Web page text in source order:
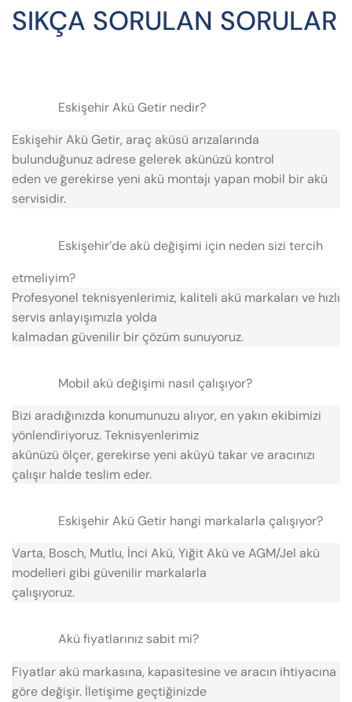
SIKÇA SORULAN SORULAR
Eskişehir Akü Getir nedir?
Eskişehir Akü Getir, araç aküsü arızalarında
bulunduğunuz adrese gelerek akünüzü kontrol
eden ve gerekirse yeni akü montajı yapan mobil bir akü
servisidir.
Eskişehir’de akü değişimi için neden sizi tercih
etmeliyim?
Profesyonel teknisyenlerimiz, kaliteli akü markaları ve hızlı
servis anlayışımızla yolda
kalmadan güvenilir bir çözüm sunuyoruz.
Mobil akü değişimi nasıl çalışıyor?
Bizi aradığınızda konumunuzu alıyor, en yakın ekibimizi
yönlendiriyoruz. Teknisyenlerimiz
akünüzü ölçer, gerekirse yeni aküyü takar ve aracınızı
çalışır halde teslim eder.
Eskişehir Akü Getir hangi markalarla çalışıyor?
Varta, Bosch, Mutlu, İnci Akü, Yiğit Akü ve AGM/Jel akü
modelleri gibi güvenilir markalarla
çalışıyoruz.
Akü fiyatlarınız sabit mi?
Fiyatlar akü markasına, kapasitesine ve aracın ihtiyacına
göre değişir. İletişime geçtiğinizde